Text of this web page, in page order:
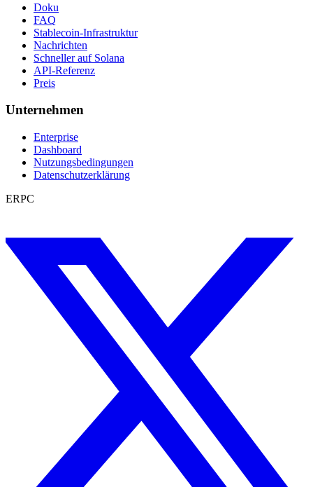
Doku
FAQ
Stablecoin-Infrastruktur
Nachrichten
Schneller auf Solana
API-Referenz
Preis
Unternehmen
Enterprise
Dashboard
Nutzungsbedingungen
Datenschutzerklärung
ERPC